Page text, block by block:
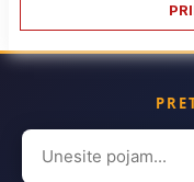
Search
for: